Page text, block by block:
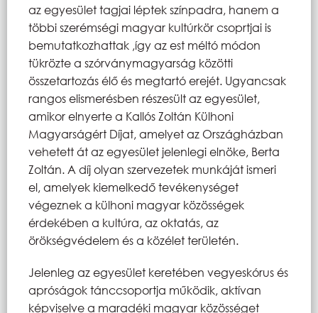
az egyesület tagjai léptek színpadra, hanem a
többi szerémségi magyar kultúrkör csoprtjai is
bemutatkozhattak ,így az est méltó módon
tükrözte a szórványmagyarság közötti
összetartozás élő és megtartó erejét. Ugyancsak
rangos elismerésben részesült az egyesület,
amikor elnyerte a Kallós Zoltán Külhoni
Magyarságért Díjat, amelyet az Országházban
vehetett át az egyesület jelenlegi elnöke, Berta
Zoltán. A díj olyan szervezetek munkáját ismeri
el, amelyek kiemelkedő tevékenységet
végeznek a külhoni magyar közösségek
érdekében a kultúra, az oktatás, az
örökségvédelem és a közélet területén.
Jelenleg az egyesület keretében vegyeskórus és
apróságok tánccsoportja működik, aktívan
képviselve a maradéki magyar közösséget